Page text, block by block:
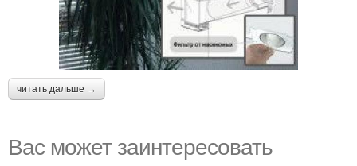
читать дальше →
Вас может заинтересовать